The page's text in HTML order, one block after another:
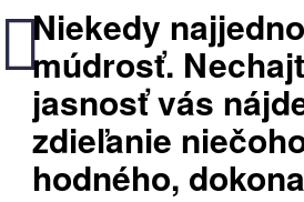
Niekedy
múdrosť.
jasnosť vás
zdieľanie
hodného,